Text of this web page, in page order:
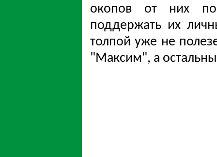
окопов от них
поддержать их
толпой уже не
"Максим", а